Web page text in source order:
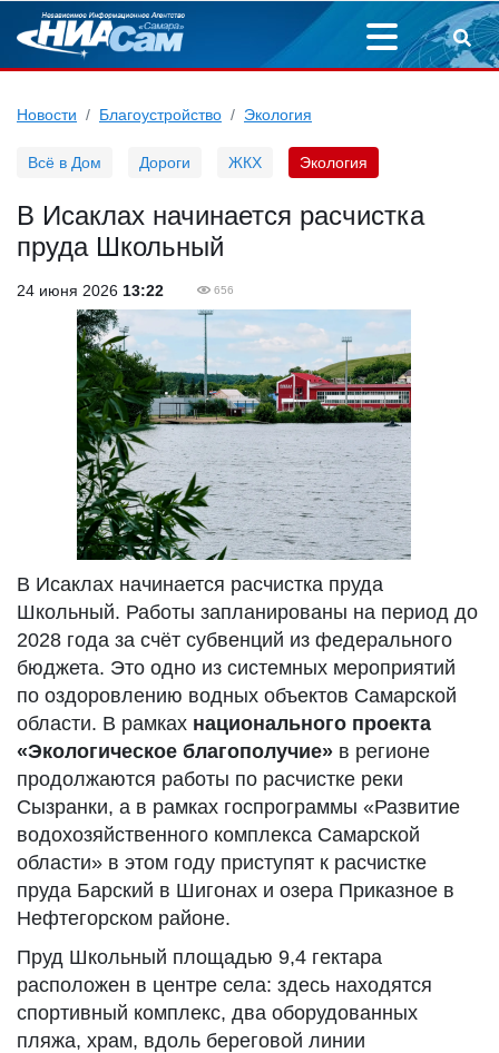
Новости Благоустройство Экология
Всё в Дом Дороги ЖКХ Экология
В Исаклах начинается расчистка
пруда Школьный
24 июня 2026 13:22 656
В Исаклах начинается расчистка пруда
Школьный. Работы запланированы на период до
2028 года за счёт субвенций из федерального
бюджета. Это одно из системных мероприятий
по оздоровлению водных объектов Самарской
области. В рамках национального проекта
«Экологическое благополучие» в регионе
продолжаются работы по расчистке реки
Сызранки, а в рамках госпрограммы «Развитие
водохозяйственного комплекса Самарской
области» в этом году приступят к расчистке
пруда Барский в Шигонах и озера Приказное в
Нефтегорском районе.
Пруд Школьный площадью 9,4 гектара
расположен в центре села: здесь находятся
спортивный комплекс, два оборудованных
пляжа, храм, вдоль береговой линии